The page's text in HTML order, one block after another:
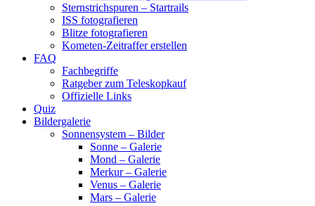
Sternstrichspuren – Startrails
ISS fotografieren
Blitze fotografieren
Kometen-Zeitraffer erstellen
FAQ
Fachbegriffe
Ratgeber zum Teleskopkauf
Offizielle Links
Quiz
Bildergalerie
Sonnensystem – Bilder
Sonne – Galerie
Mond – Galerie
Merkur – Galerie
Venus – Galerie
Mars – Galerie